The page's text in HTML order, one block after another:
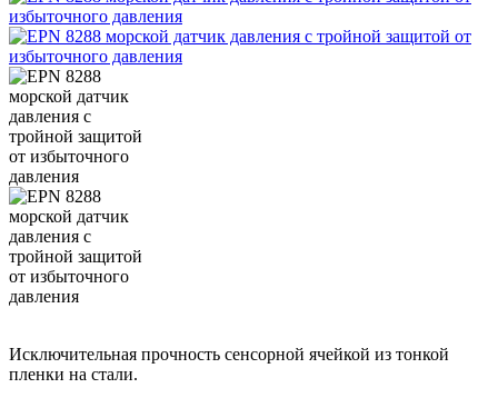
Исключительная прочность сенсорной ячейкой из тонкой
пленки на стали.